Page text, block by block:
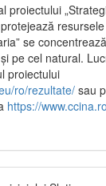
proiectului
se
pe cel natural.
proiectului
ro/rezultate/ sau
https://